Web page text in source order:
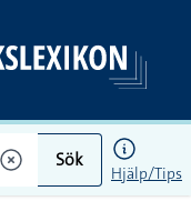
Sök
Hjälp/Tips